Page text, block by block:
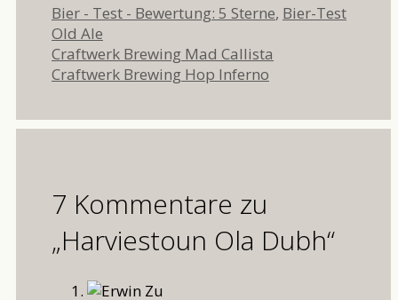
Kategorien
Bier - Test - Bewertung: 5 Sterne, Bier-Test
Old Ale
Craftwerk Brewing Mad Callista
Craftwerk Brewing Hop Inferno
7 Kommentare zu
„Harviestoun Ola Dubh“